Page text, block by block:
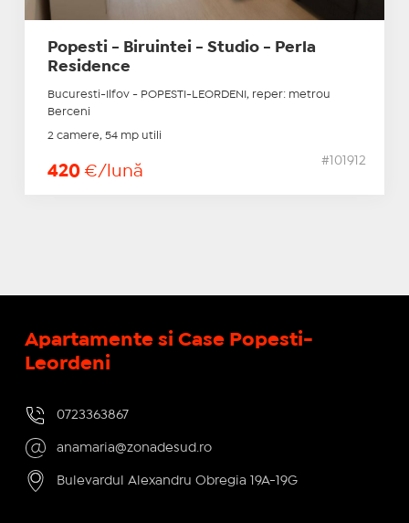
Popesti - Biruintei - Studio - Perla
Residence
Bucuresti-Ilfov - POPESTI-LEORDENI, reper: metrou
Berceni
2 camere, 54 mp utili
420 €/lună
#101912
Apartamente si Case Popesti-
Leordeni
0723363867
anamaria@zonadesud.ro
Bulevardul Alexandru Obregia 19A-19G